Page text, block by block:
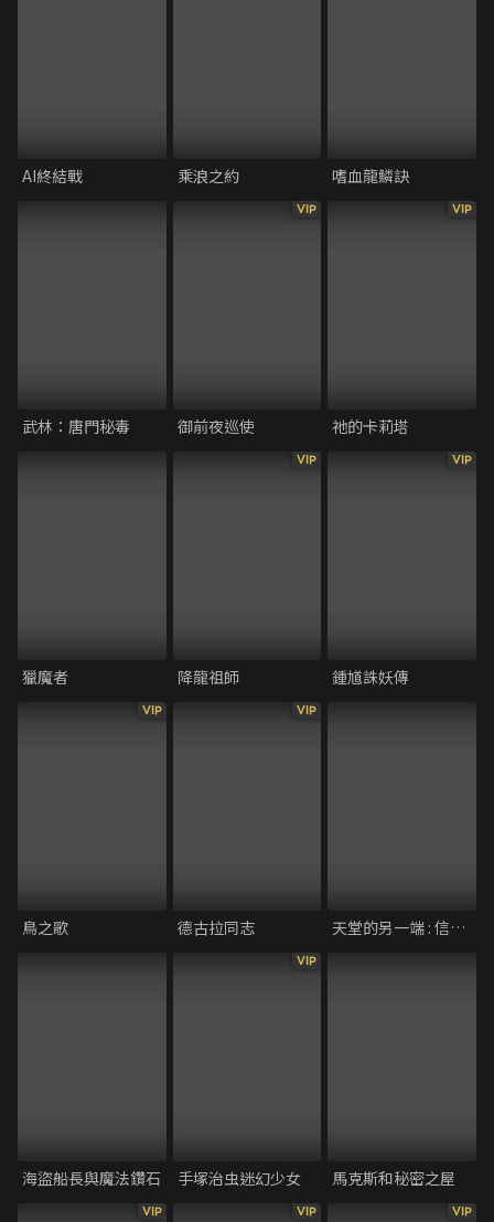
AI終結戰 乘浪之約 嗜血龍鱗訣
武林：唐門秘毒
VIP
御前夜巡使
VIP
祂的卡莉塔
獵魔者
VIP
降龍祖師
VIP
鍾馗誅妖傳
VIP
鳥之歌
VIP
德古拉同志 天堂的另一端 : 信心之火
海盜船長與魔法鑽石
VIP
手塚治虫迷幻少女 馬克斯和秘密之屋
VIP VIP VIP